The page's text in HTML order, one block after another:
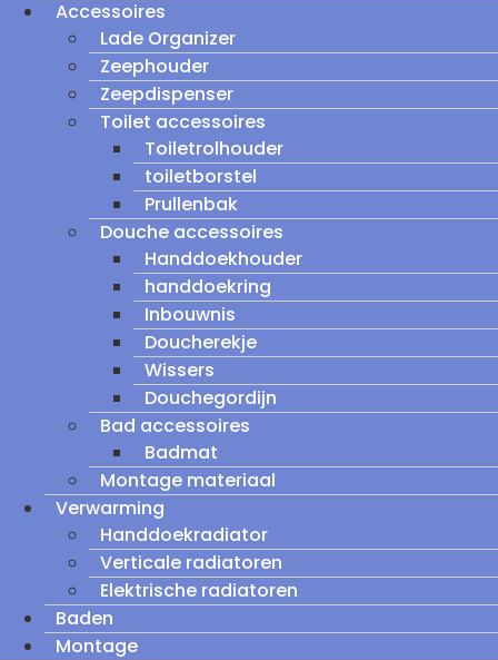
Accessoires
Lade Organizer
Zeephouder
Zeepdispenser
Toilet accessoires
Toiletrolhouder
toiletborstel
Prullenbak
Douche accessoires
Handdoekhouder
handdoekring
Inbouwnis
Doucherekje
Wissers
Douchegordijn
Bad accessoires
Badmat
Montage materiaal
Verwarming
Handdoekradiator
Verticale radiatoren
Elektrische radiatoren
Baden
Montage